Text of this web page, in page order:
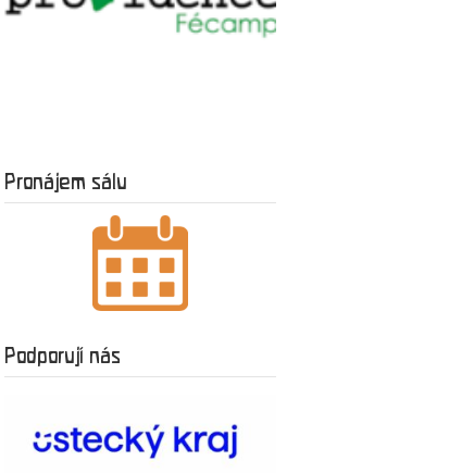
Pronájem sálu
Podporují nás